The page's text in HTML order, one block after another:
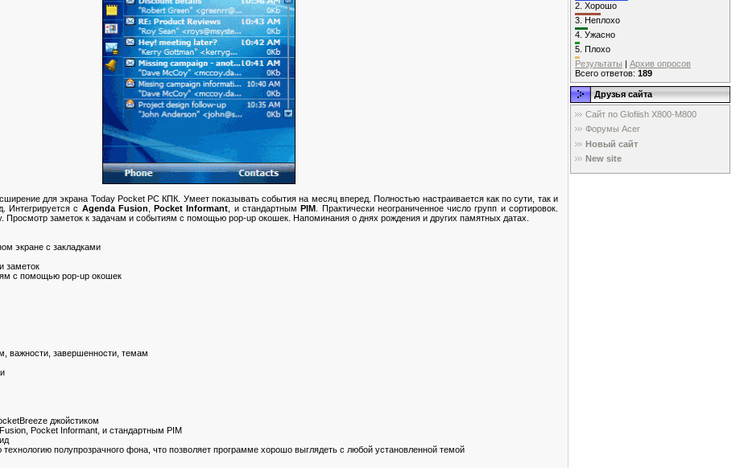
для экрана Today Pocket PC КПК. Умеет показывать события на месяц вперед. Полностью настраивается как по сути, так и
с Agenda Fusion ,Pocket Informant , и стандартнымPIM . Практически неограниченное число групп и сортировок.
Просмотр заметок к задачам и событиям с помощью pop-up окошек. Напоминания о днях рождения и других памятных датах.
экране с закладками
заметок
с помощью pop-up окошек
важности, завершенности, темам
джойстиком
Pocket Informant, и стандартным PIM
полупрозрачного фона, что позволяет программе хорошо выглядеть с любой установленной темой
2. Хорошо
3. Неплохо
4. Ужасно
5. Плохо
Результаты | Архив опросов
Всего ответов: 189
Друзья сайта
Сайт по Glofiish X800-M800
Форумы Acer
Новый сайт
New site